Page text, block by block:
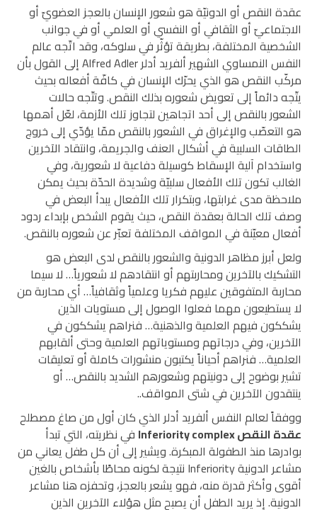
عقدة النقص أو الدونيّة هو شعور الإنسان بالعجز العضويّ أو
الاجتماعيّ أو الثقافي أو النفسي أو العلمي أو في جوانب
الشخصية المختلفة، بطريقة تؤثّر في سلوكه، وقد اتّجه عالم
النفس النمساوي الشهير ألفريد أدلر Alfred Adler إلى القول بأن
مركّب النقص هو الذي يحرّك الإنسان في كافّة أفعاله بحيث
يتّجه دائماً إلى تعويض شعوره بذلك النقص. وتتّجه حالات
الشعور بالنقص إلى أحد اتجاهين لتجاوز تلك الأزمة، لعّل أهمها
هو التعصّب والإغراق في الشعور بالنقص ممّا يؤدّي إلى خروج
الطاقات السلبية في أشكال العنف والجريمة، وانتقاد الآخرين
واستخدام آلية الإسقاط كوسيلة دفاعية لا شعورية، وفي
الغالب تكون تلك الأفعال سلبيّة وشديدة الحدّة بحيث يمكن
ملاحظة مدى غرابتها، وبتكرار تلك الأفعال يبدأ البعض في
وصف تلك الحالة بعقدة النقص، حيث يقوم الشخص بإبداء ردود
أفعال معيّنة في المواقف المختلفة تعبّر عن شعوره بالنقص.
ولعل أبرز مظاهر الدونية والشعور بالنقص لدى البعض هو
التشكيك بالآخرين ومحاربتهم أو انتقادهم لا شعورياً… لا سيما
محاربة المتفوقين عليهم فكريا وعلمياً وثقافياً… أي محاربة من
لا يستطيعون مهما فعلوا الوصول إلى مستويات الذين
يشككون فيهم العلمية والذهنية… فنراهم يشككون في
الآخرين، وفي درجاتهم ومستوياتهم العلمية وحتى ألقابهم
العلمية… فنراهم أحياناً يكتبون منشورات كاملة أو تعليقات
تشير بوضوح إلى دونيتهم وشعورهم الشديد بالنقص… أو
ينتقدون الآخرين في شتى المواقف..
ووفقاً لعالم النفس ألفريد أدلر الذي كان أول من صاغ مصطلح
عقدة النقص Inferiority complex
في نظريته، التي تبدأ
بوادرها منذ الطفولة المبكرة. ويشير إلى أن كل طفل يعاني من
مشاعر الدونية Inferiority نتيجة لكونه محاطًا بأشخاص بالغين
أقوى وأكثر قدرة منه، فهو يشعر بالعجز، وتحفزه هنا مشاعر
الدونية. إذ يريد الطفل أن يصبح مثل هؤلاء الآخرين الذين